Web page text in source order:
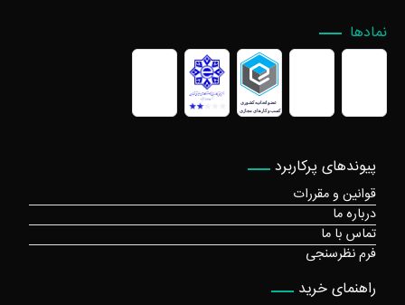
پیوندهای پرکاربرد
قوانین و مقررات
درباره ما
تماس با ما
فرم نظرسنجی
راهنمای خرید
نمادها